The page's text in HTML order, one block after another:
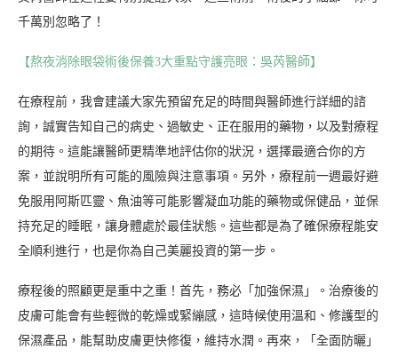
千萬別忽略了！
【熬夜消除眼袋術後保養3大重點守護亮眼：吳芮醫師】
在療程前，我會建議大家先預留充足的時間與醫師進行詳細的諮
詢，誠實告知自己的病史、過敏史、正在服用的藥物，以及對療程
的期待。這能讓醫師更精準地評估你的狀況，選擇最適合你的方
案，並說明所有可能的風險與注意事項。另外，療程前一週最好避
免服用阿斯匹靈、魚油等可能影響凝血功能的藥物或保健品，並保
持充足的睡眠，讓身體處於最佳狀態。這些都是為了確保療程能安
全順利進行，也是你為自己美麗投資的第一步。
療程後的照顧更是重中之重！首先，務必「加強保濕」。治療後的
皮膚可能會有些輕微的乾燥或緊繃感，這時候使用溫和、修護型的
保濕產品，能幫助皮膚更快修復，維持水潤。再來，「全面防曬」